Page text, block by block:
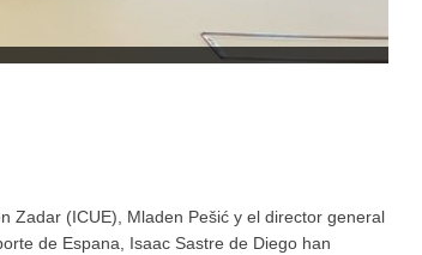
Zadar (ICUE), Mladen Pešić y el director general
de Espana, Isaac Sastre de Diego han